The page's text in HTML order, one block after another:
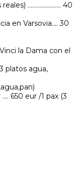
reales) …………………. 40
en Varsovia…. 30
la Dama con el
platos agua,
650 eur /1 pax (3